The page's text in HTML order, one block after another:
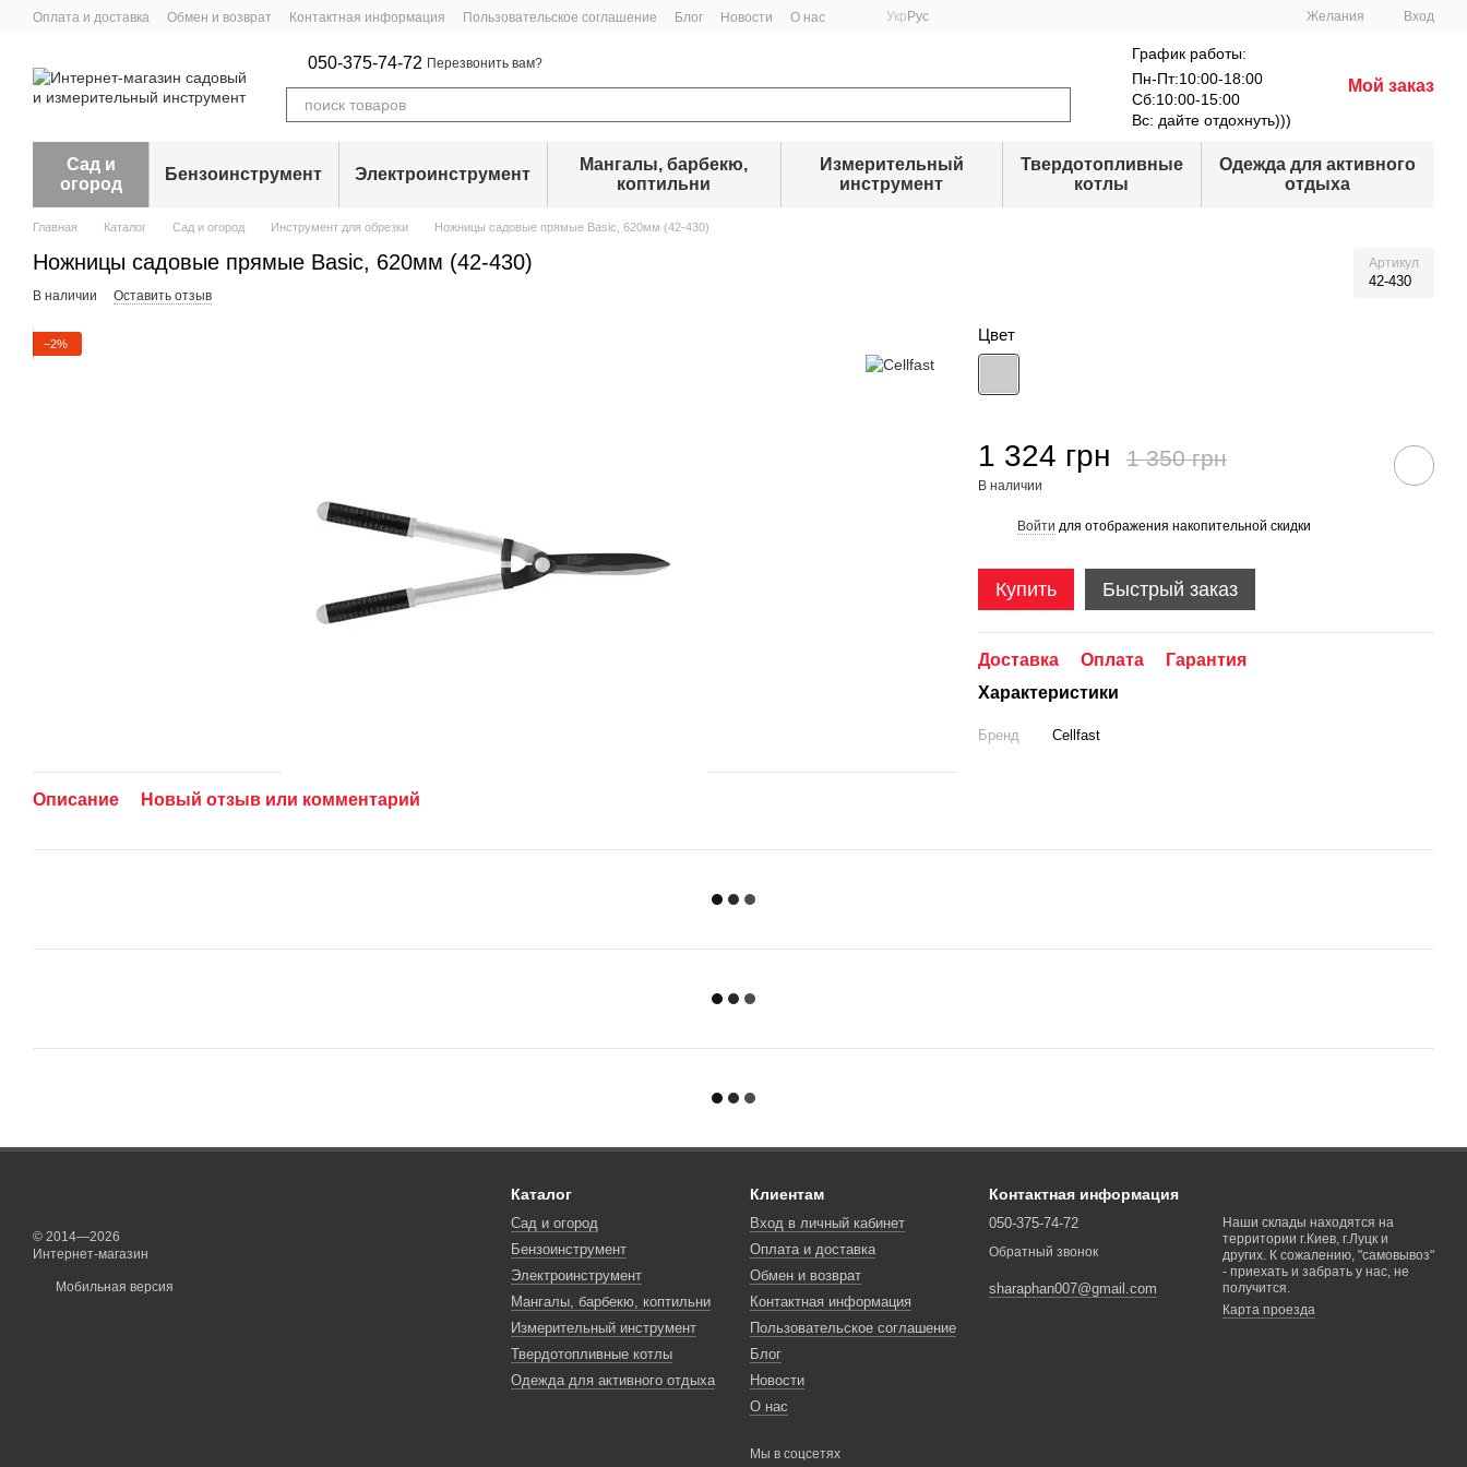
Перейти к основному контенту
Оплата и доставка Обмен и возврат Контактная информация Пользовательское соглашение Блог Новости О нас Укр Рус Желания Вход
050-375-74-72 Перезвонить вам?
График работы:
Пн-Пт:10:00-18:00
Сб:10:00-15:00
Вс: дайте отдохнуть)))
Мой заказ
Сад и
огород
Бензоинструмент Электроинструмент
Мангалы, барбекю,
коптильни
Измерительный
инструмент
Твердотопливные
котлы
Одежда для активного
отдыха
Главная Каталог Сад и огород Инструмент для обрезки Ножницы садовые прямые Basic, 620мм (42-430)
Ножницы садовые прямые Basic, 620мм (42-430) Артикул
42-430
В наличии Оставить отзыв
−2%
Описание Новый отзыв или комментарий
Цвет
1 324 грн 1 350 грн
В наличии
Войти для отображения накопительной скидки
Купить Быстрый заказ
Доставка Оплата
Гарантия
Характеристики
Бренд Cellfast
© 2014—2026
Интернет-магазин
Мобильная версия
Каталог
Сад и огород
Бензоинструмент
Электроинструмент
Мангалы, барбекю, коптильни
Измерительный инструмент
Твердотопливные котлы
Одежда для активного отдыха
Клиентам
Вход в личный кабинет
Оплата и доставка
Обмен и возврат
Контактная информация
Пользовательское соглашение
Блог
Новости
О нас
Мы в соцсетях
Контактная информация
050-375-74-72
Обратный звонок
sharaphan007@gmail.com
Наши склады находятся на
территории г.Киев, г.Луцк и
других. К сожалению, "самовывоз"
- приехать и забрать у нас, не
получится.
Карта проезда